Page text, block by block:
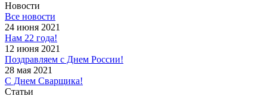
Новости
Все новости
24 июня 2021
Нам 22 года!
12 июня 2021
Поздравляем с Днем России!
28 мая 2021
С Днем Сварщика!
Статьи